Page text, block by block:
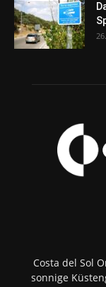
Costa del Sol
sonnige